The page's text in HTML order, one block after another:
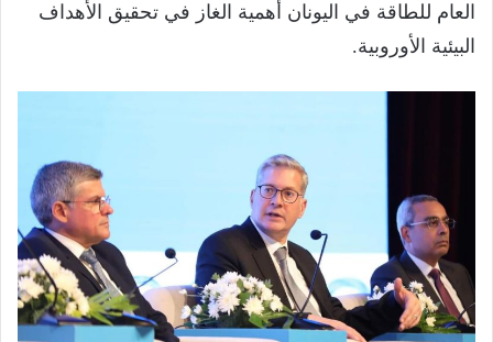
العام للطاقة في اليونان أهمية الغاز في تحقيق الأهداف
البيئية الأوروبية.